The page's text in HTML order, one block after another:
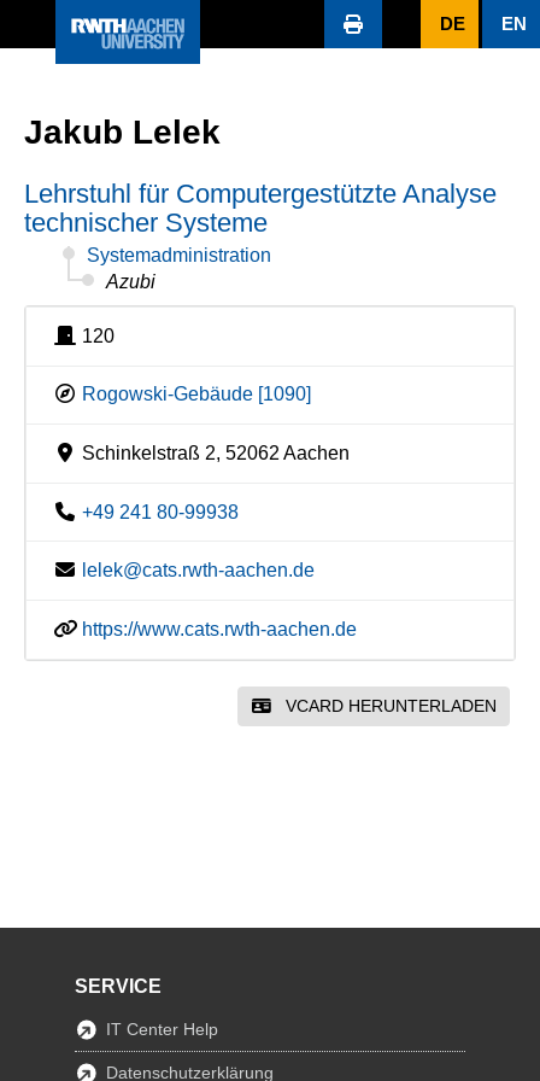
DE EN
Jakub Lelek
Lehrstuhl für Computergestützte Analyse
technischer Systeme
Systemadministration
Azubi
120
Rogowski-Gebäude [1090]
Schinkelstraß 2, 52062 Aachen
+49 241 80-99938
lelek@cats.rwth-aachen.de
https://www.cats.rwth-aachen.de
VCARD HERUNTERLADEN
SERVICE
IT Center Help
Datenschutzerklärung